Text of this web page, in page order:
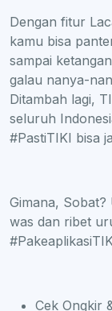
Dengan fitur
kamu bisa
sampai
galau nanya-
Ditambah lagi,
seluruh
#PastiTIKI bisa
Gimana,
was dan ribet
Cek Ongkir